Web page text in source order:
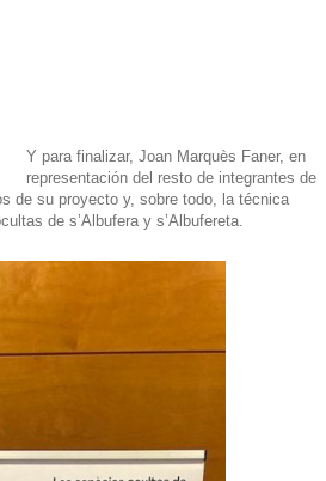
Y para finalizar, Joan Marquès Faner, en
representación del resto de integrantes de
de su proyecto y, sobre todo, la técnica
de s’Albufera y s’Albufereta.